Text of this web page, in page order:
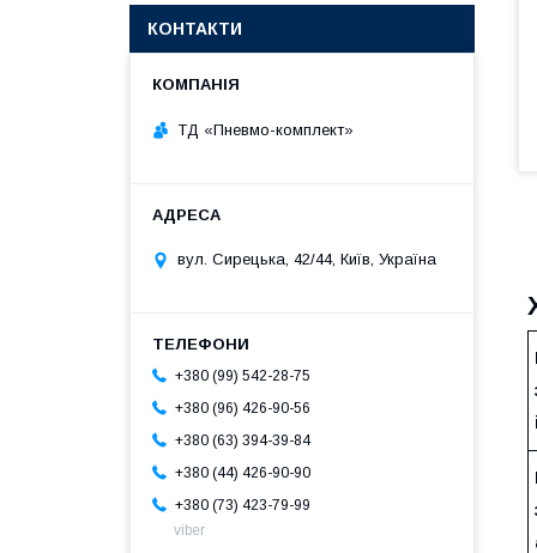
КОНТАКТИ
ТД «Пневмо-комплект»
вул. Сирецька, 42/44, Київ, Україна
+380 (99) 542-28-75
+380 (96) 426-90-56
+380 (63) 394-39-84
+380 (44) 426-90-90
+380 (73) 423-79-99
viber